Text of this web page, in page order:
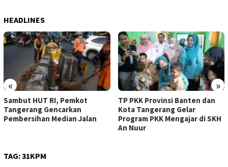
HEADLINES
« »
Sambut HUT RI, Pemkot
Tangerang Gencarkan
Pembersihan Median Jalan
TP PKK Provinsi Banten dan
Kota Tangerang Gelar
Program PKK Mengajar di SKH
An Nuur
TAG:31KPM